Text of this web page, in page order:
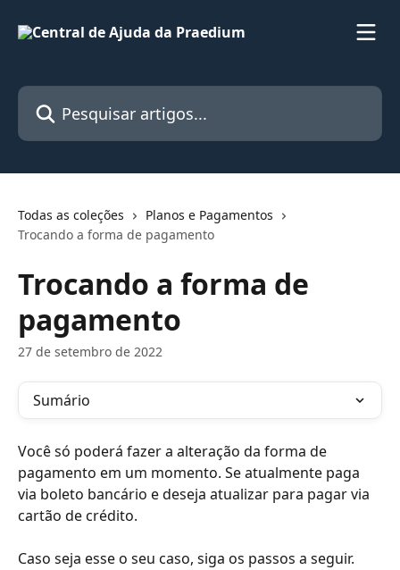
Pesquisar artigos...
Todas as coleções
Planos e Pagamentos
Trocando a forma de pagamento
Trocando a forma de
pagamento
27 de setembro de 2022
Sumário
Você só poderá fazer a alteração da forma de
pagamento em um momento. Se atualmente paga
via boleto bancário e deseja atualizar para pagar via
cartão de crédito.
Caso seja esse o seu caso, siga os passos a seguir.